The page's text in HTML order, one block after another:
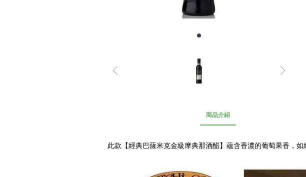
商品介紹
此款【經典巴薩米克金級摩典那酒醋】蘊含香濃的葡萄果香，